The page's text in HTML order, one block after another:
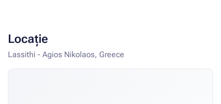
Locație
Lassithi - Agios Nikolaos, Greece